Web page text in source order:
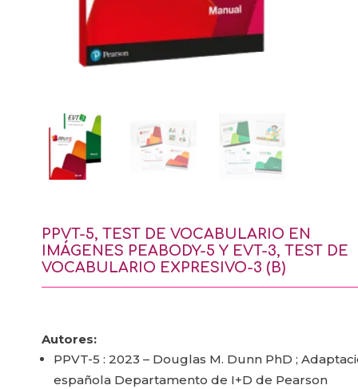
PPVT-5, TEST DE VOCABULARIO EN
IMÁGENES PEABODY-5 Y EVT-3, TEST DE
VOCABULARIO EXPRESIVO-3 (B)
Autores:
PPVT-5 : 2023 – Douglas M. Dunn PhD ;
española Departamento de I+D de Pearson